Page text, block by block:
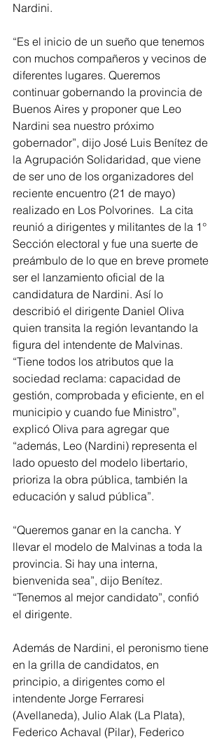
Nardini.
“Es el inicio de un sueño que tenemos
con muchos compañeros y vecinos de
diferentes lugares. Queremos
continuar gobernando la provincia de
Buenos Aires y proponer que Leo
Nardini sea nuestro próximo
gobernador”, dijo José Luis Benítez de
la Agrupación Solidaridad, que viene
de ser uno de los organizadores del
reciente encuentro (21 de mayo)
realizado en Los Polvorines.  La cita
reunió a dirigentes y militantes de la 1°
Sección electoral y fue una suerte de
preámbulo de lo que en breve promete
ser el lanzamiento oficial de la
candidatura de Nardini. Así lo
describió el dirigente Daniel Oliva
quien transita la región levantando la
figura del intendente de Malvinas.
“Tiene todos los atributos que la
sociedad reclama: capacidad de
gestión, comprobada y eficiente, en el
municipio y cuando fue Ministro”,
explicó Oliva para agregar que
“además, Leo (Nardini) representa el
lado opuesto del modelo libertario,
prioriza la obra pública, también la
educación y salud pública”.
“Queremos ganar en la cancha. Y
llevar el modelo de Malvinas a toda la
provincia. Si hay una interna,
bienvenida sea”, dijo Benítez.
“Tenemos al mejor candidato”, confió
el dirigente.
Además de Nardini, el peronismo tiene
en la grilla de candidatos, en
principio, a dirigentes como el
intendente Jorge Ferraresi
(Avellaneda), Julio Alak (La Plata),
Federico Achaval (Pilar), Federico